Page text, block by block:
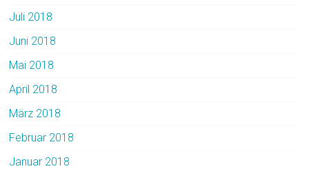
Juli 2018
Juni 2018
Mai 2018
April 2018
März 2018
Februar 2018
Januar 2018